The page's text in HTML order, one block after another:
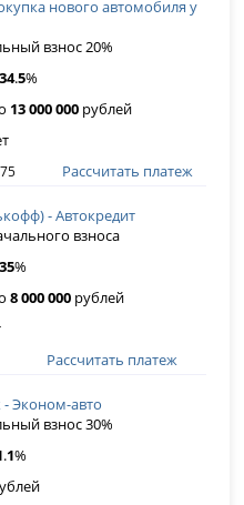
нового автомобиля у
взнос 20%
34.5%
13 000 000 рублей
Рассчитать платеж
- Автокредит
взноса
35%
8 000 000 рублей
Рассчитать платеж
Эконом-авто
взнос 30%
.1%